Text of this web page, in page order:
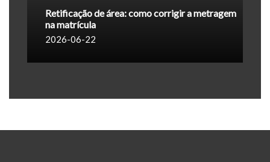
Retificação de área: como corrigir a metragem
na matrícula
2026-06-22